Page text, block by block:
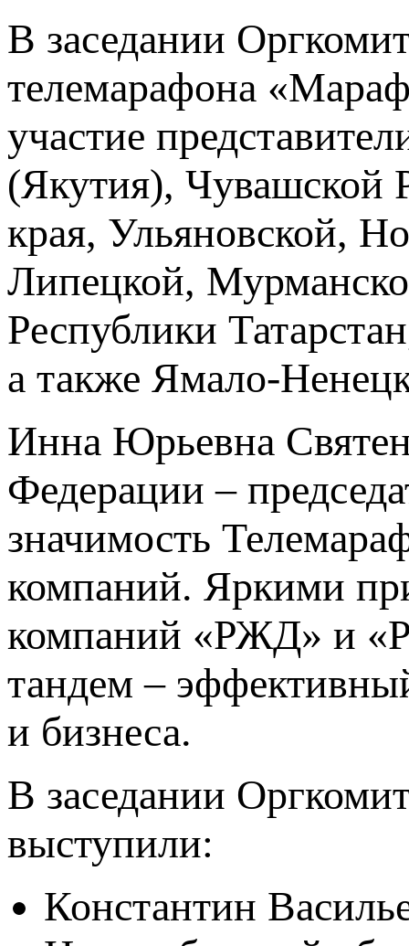
В заседании
телемарафона
участие
(Якутия), Чувашской
края, Ульяновской,
Липецкой,
Республики
а также
Инна Юрьевна
Федерации –
значимость
компаний. Яркими
компаний «РЖД» и
тандем –
и бизнеса.
В заседании
выступили:
Константин